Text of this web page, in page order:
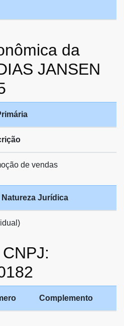
da
JANSEN
de vendas
Jurídica
Complemento